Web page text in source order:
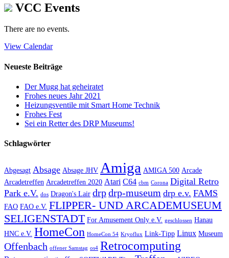
VCC Events
There are no events.
View Calendar
Neueste Beiträge
Der Mugg hat geheiratet
Frohes neues Jahr 2021
Heizungsventile mit Smart Home Technik
Frohes Fest
Sei ein Retter des DRP Museums!
Schlagwörter
Abgesagt Absage Absage JHV Amiga AMIGA 500 Arcade
Arcadetreffen Arcadetreffen 2020 Atari C64 cbm Corona Digital Retro
Park e.V. dos Dragon's Lair drpdrp-museum drp e.v. FAMS
FAO FAO e.V. FLIPPER- UND ARCADEMUSEUM
SELIGENSTADT For Amusement Only e.V. geschlossen Hanau
HNC e.V. HomeCon HomeCon 54 Kryoflux Link-Tipp Linux Museum
Offenbach offener Samstag os4 Retrocomputing